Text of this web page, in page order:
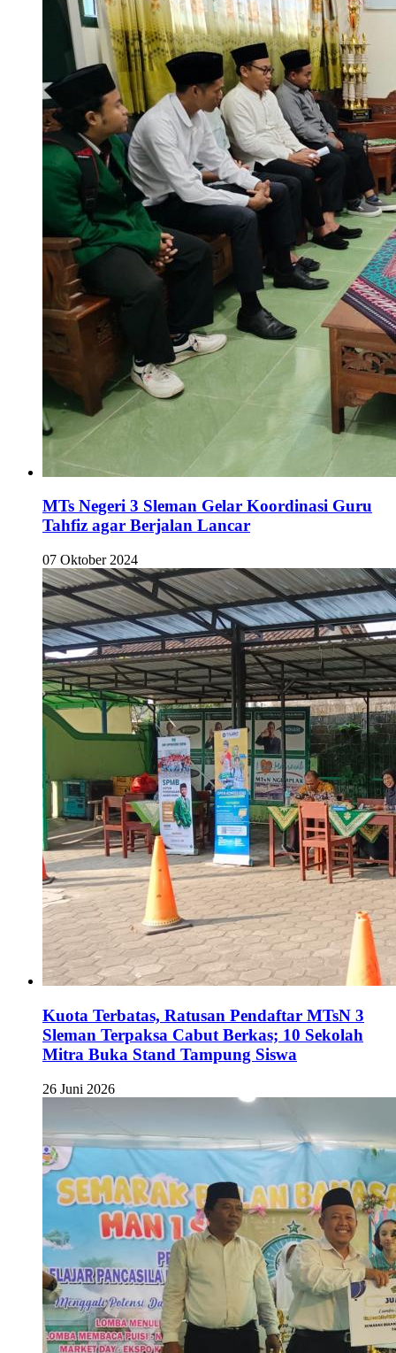
MTs Negeri 3 Sleman Gelar Koordinasi Guru
Tahfiz agar Berjalan Lancar
07 Oktober 2024
Kuota Terbatas, Ratusan Pendaftar MTsN 3
Sleman Terpaksa Cabut Berkas; 10 Sekolah
Mitra Buka Stand Tampung Siswa
26 Juni 2026